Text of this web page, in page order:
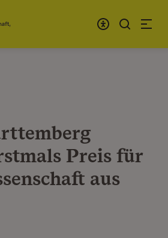
Preis für
aus